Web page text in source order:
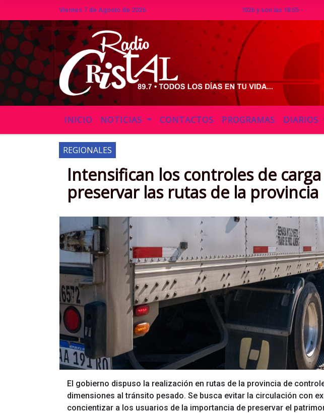
Viernes 7 de Agosto de 2026Hoy es Viernes 7 de Agosto de 2026 y son las 18:55 - -
INICIO NOTICIAS CONTACTOS PROGRAMAS DIARIOS
REGIONALES
Intensifican los controles de
preservar las rutas de la provincia
El gobierno dispuso la realización en rutas de la provincia de
dimensiones al tránsito pesado. Se busca evitar la circulación con
concientizar a los usuarios de la importancia de preservar el